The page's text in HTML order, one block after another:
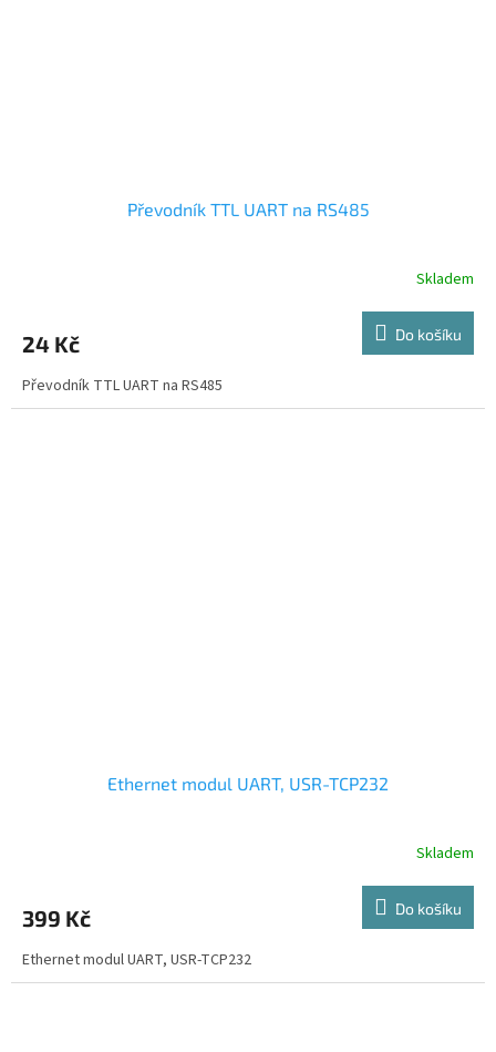
Převodník TTL UART na RS485
Skladem
24 Kč Do košíku
Převodník TTL UART na RS485
Ethernet modul UART, USR-TCP232
Skladem
399 Kč Do košíku
Ethernet modul UART, USR-TCP232